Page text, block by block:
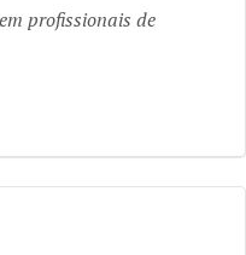
profissionais de